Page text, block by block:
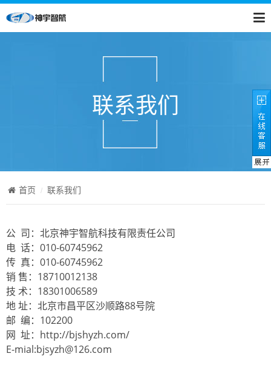
联系我们
首页 联系我们
公 司：北京神宇智航科技有限责任公司
电 话：010-60745962
传 真：010-60745962
销 售：18710012138
技 术：18301006589
地 址：北京市昌平区沙顺路88号院
邮 编：102200
网 址：http://bjshyzh.com/
E-mial:bjsyzh@126.com